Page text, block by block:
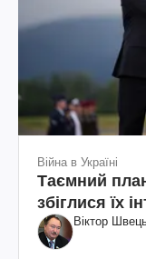
Війна в Україні
Таємний
збіглися їх
Віктор